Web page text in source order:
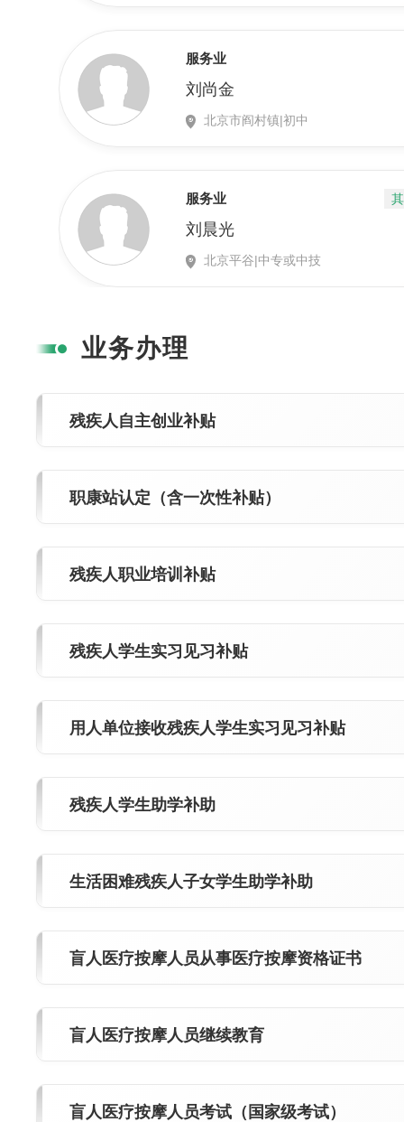
业务办理
残疾人自主创业补贴
职康站认定（含一次性补贴）
残疾人职业培训补贴
残疾人学生实习见习补贴
用人单位接收残疾人学生实习见习补贴
残疾人学生助学补助
生活困难残疾人子女学生助学补助
盲人医疗按摩人员从事医疗按摩资格证书
盲人医疗按摩人员继续教育
盲人医疗按摩人员考试（国家级考试）